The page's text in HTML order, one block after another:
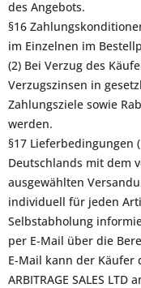
des Angebots.
§16
im Einzelnen im
(2) Bei Verzug des
Verzugszinsen in
Zahlungsziele sowie
werden.
§17 Lieferbedingungen
Deutschlands mit dem
ausgewählten
individuell für jeden
Selbstabholung
per E-Mail über die
E-Mail kann der Käufer
ARBITRAGE SALES LTD